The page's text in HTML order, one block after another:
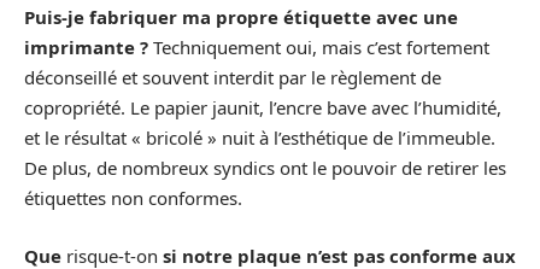
Puis-je fabriquer ma propre étiquette avec une
imprimante ? Techniquement oui, mais c’est fortement
déconseillé et souvent interdit par le règlement de
copropriété. Le papier jaunit, l’encre bave avec l’humidité,
et le résultat « bricolé » nuit à l’esthétique de l’immeuble.
De plus, de nombreux syndics ont le pouvoir de retirer les
étiquettes non conformes.
Que risque-t-on si notre plaque n’est pas conforme aux